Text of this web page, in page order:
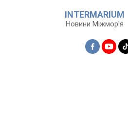
INTERMARIUM
Новини Міжмор'я